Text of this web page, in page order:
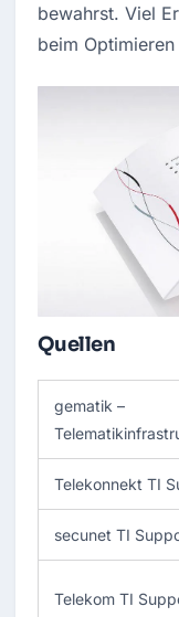
bewahrst. Viel
beim
Quellen
gematik –
Telekonnekt TI
secunet TI
Telekom TI